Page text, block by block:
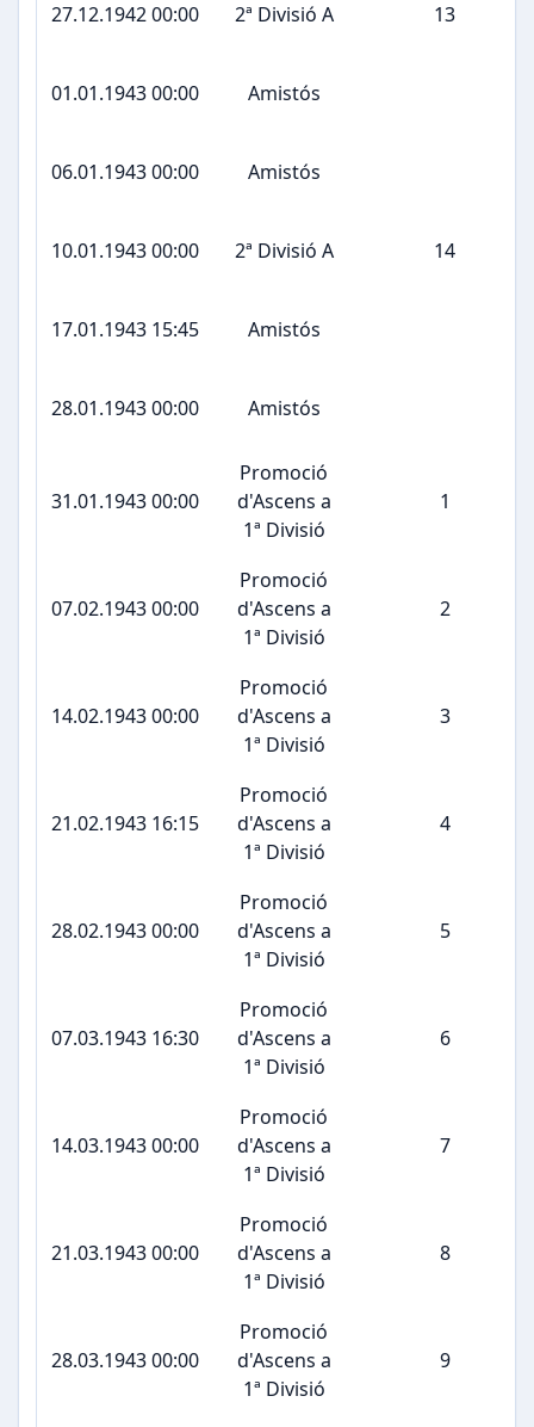
27.12.1942 00:00 2ª Divisió A 13
01.01.1943 00:00 Amistós
06.01.1943 00:00 Amistós
10.01.1943 00:00 2ª Divisió A 14
17.01.1943 15:45 Amistós
28.01.1943 00:00 Amistós
31.01.1943 00:00
Promoció
d'Ascens a
1ª Divisió
1
07.02.1943 00:00
Promoció
d'Ascens a
1ª Divisió
2
14.02.1943 00:00
Promoció
d'Ascens a
1ª Divisió
3
21.02.1943 16:15
Promoció
d'Ascens a
1ª Divisió
4
28.02.1943 00:00
Promoció
d'Ascens a
1ª Divisió
5
07.03.1943 16:30
Promoció
d'Ascens a
1ª Divisió
6
14.03.1943 00:00
Promoció
d'Ascens a
1ª Divisió
7
21.03.1943 00:00
Promoció
d'Ascens a
1ª Divisió
8
28.03.1943 00:00
Promoció
d'Ascens a
1ª Divisió
9